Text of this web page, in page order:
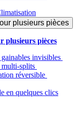
plusieurs pièces
plusieurs pièces
invisibles
splits
réversible
en quelques clics